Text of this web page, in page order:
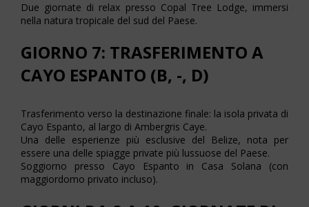
Due giornate di relax presso Copal Tree Lodge, immersi
nella natura tropicale del sud del Paese.
GIORNO 7: TRASFERIMENTO A
CAYO ESPANTO (B, -, D)
Trasferimento verso la destinazione finale: la isola privata di
Cayo Espanto, al largo di Ambergris Caye.
Una delle esperienze più esclusive del Belize, nota per
essere una delle spiagge private più lussuose del Paese.
Soggiorno presso Cayo Espanto in Casa Solana (con
maggiordomo privato incluso).